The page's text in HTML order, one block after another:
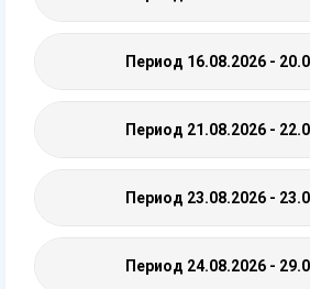
Период 16.08.2026 -
Период 21.08.2026 -
Период 23.08.2026 -
Период 24.08.2026 -